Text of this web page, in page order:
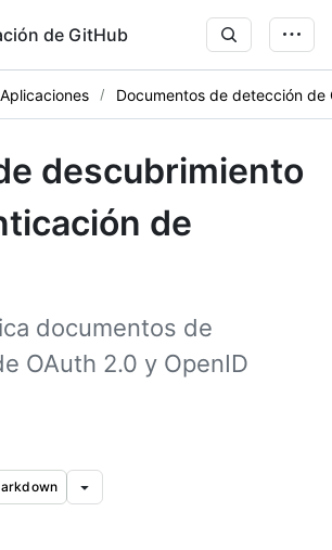
de GitHub
Aplicaciones Documentos de detección de
descubrimiento
de
documentos de
OAuth 2.0 y OpenID